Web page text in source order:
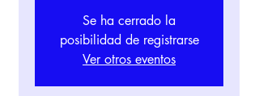
Se ha cerrado la
posibilidad de registrarse
Ver otros eventos